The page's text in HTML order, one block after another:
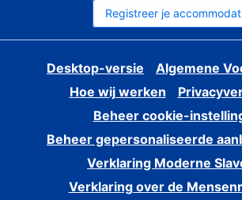
Registreer je
Desktop-versie
Algemene
Hoe wij werken
Beheer cookie-
Beheer gepersonaliseerde
Verklaring Moderne
Verklaring over de